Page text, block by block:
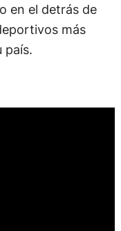
en el detrás de
más
país.